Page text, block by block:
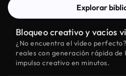
Explorar
Bloqueo creativo y vacíos
¿No encuentra el vídeo
reales con generación rápida de
impulso creativo en minutos.